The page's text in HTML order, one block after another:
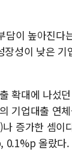
이 높아진
성이 낮은
확대에 나섰
기업대출 연
증가한 셈이
0.1%p 올랐다.